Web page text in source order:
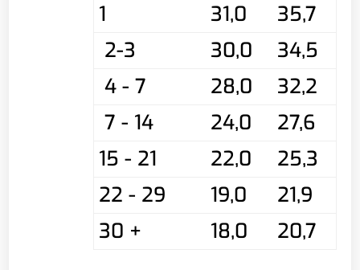
1
31,0
35,7
2-3
30,0
34,5
4 - 7
28,0
32,2
7 - 14
24,0
27,6
15 - 21
22,0
25,3
22 - 29
19,0
21,9
30 +
18,0 20,7